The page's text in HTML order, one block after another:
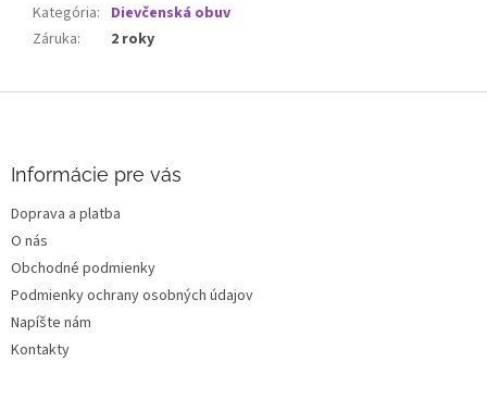
Kategória: Dievčenská obuv
Záruka: 2 roky
e
Informácie pre vás
Doprava a platba
O nás
Obchodné podmienky
Podmienky ochrany osobných údajov
Napíšte nám
Kontakty